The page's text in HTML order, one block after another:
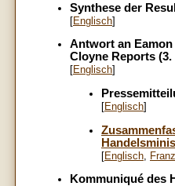
Synthese der
[Englisch]
Antwort an
Cloyne Reports (3.
[Englisch]
[Englisch]
[Englisch
Kommuniqué des